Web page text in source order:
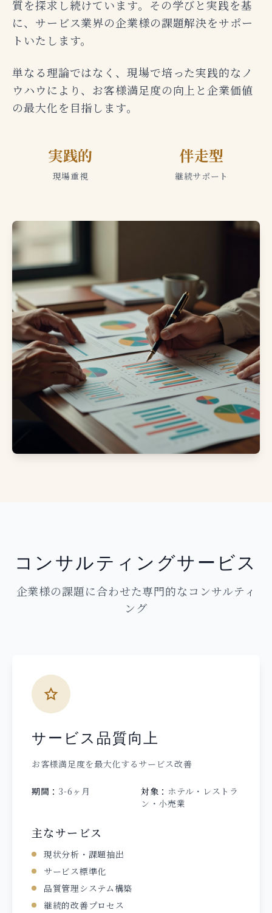
質を探求し続けています。その学びと実践を基
に、サービス業界の企業様の課題解決をサポー
トいたします。
単なる理論ではなく、現場で培った実践的なノ
ウハウにより、お客様満足度の向上と企業価値
の最大化を目指します。
実践的
現場重視
伴走型
継続サポート
コンサルティングサービス
企業様の課題に合わせた専門的なコンサルティ
ング
サービス品質向上
お客様満足度を最大化するサービス改善
期間： 3-6ヶ月 対象： ホテル・レストラ
ン・小売業
主なサービス
現状分析・課題抽出
サービス標準化
品質管理システム構築
継続的改善プロセス